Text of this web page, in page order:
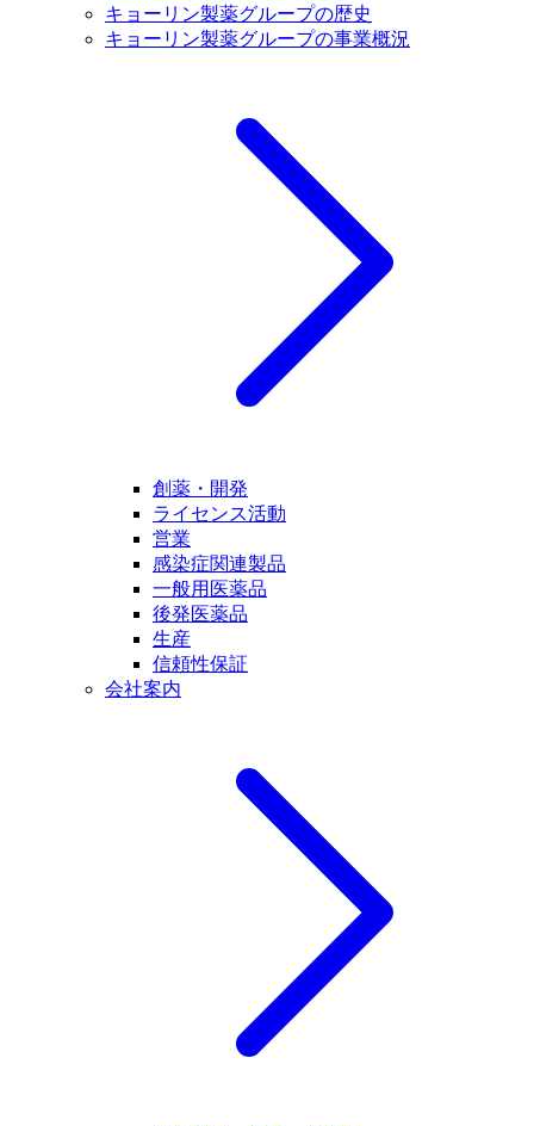
キョーリン製薬グループの歴史
キョーリン製薬グループの事業概況
創薬・開発
ライセンス活動
営業
感染症関連製品
一般用医薬品
後発医薬品
生産
信頼性保証
会社案内